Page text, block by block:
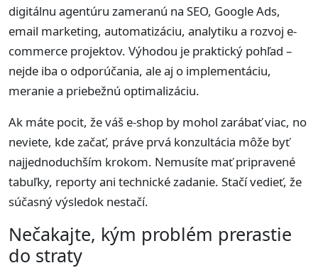
digitálnu agentúru zameranú na SEO, Google Ads,
email marketing, automatizáciu, analytiku a rozvoj e-
commerce projektov. Výhodou je praktický pohľad –
nejde iba o odporúčania, ale aj o implementáciu,
meranie a priebežnú optimalizáciu.
Ak máte pocit, že váš e-shop by mohol zarábať viac, no
neviete, kde začať, práve prvá konzultácia môže byť
najjednoduchším krokom. Nemusíte mať pripravené
tabuľky, reporty ani technické zadanie. Stačí vedieť, že
súčasný výsledok nestačí.
Nečakajte, kým problém prerastie
do straty